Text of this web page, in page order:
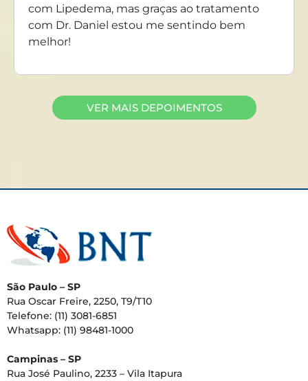
com Lipedema, mas graças ao tratamento
com Dr. Daniel estou me sentindo bem
melhor!
VER MAIS DEPOIMENTOS
São Paulo – SP
Rua Oscar Freire, 2250, T9/T10
Telefone: (11) 3081-6851
Whatsapp: (11) 98481-1000
Campinas – SP
Rua José Paulino, 2233 – Vila Itapura